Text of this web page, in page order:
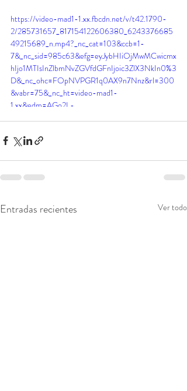
https://video-mad1-1.xx.fbcdn.net/v/t42.1790-
2/285731657_817154122606380_6243376685
49215689_n.mp4?_nc_cat=103&ccb=1-
7&_nc_sid=985c63&efg=eyJybHIiOjMwMCwicmx
hIjo1MTIsInZlbmNvZGVfdGFnIjoic3ZlX3NkIn0%3
D&_nc_ohc=FOpNVPGR1q0AX9n7Nnz&rl=300
&vabr=75&_nc_ht=video-mad1-
1.xx&edm=AGo2L-
AE7260
Entradas recientes Ver todo